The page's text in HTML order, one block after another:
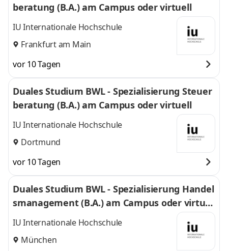
beratung (B.A.) am Campus oder virtuell
IU Internationale Hochschule
Frankfurt am Main
vor 10 Tagen
Duales Studium BWL - Spezialisierung Steuer
beratung (B.A.) am Campus oder virtuell
IU Internationale Hochschule
Dortmund
vor 10 Tagen
Duales Studium BWL - Spezialisierung Handel
smanagement (B.A.) am Campus oder virtuel
l
IU Internationale Hochschule
München